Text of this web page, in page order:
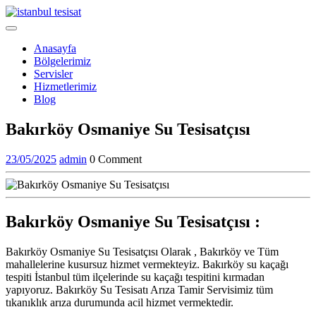
Skip
to
Open
Anasayfa
Bölgelerimiz
Servisler
Hizmetlerimiz
Blog
Close
Menu
Bakırköy Osmaniye Su Tesisatçısı
23/05/202523/05/2025
admin admin
0 Comment
Bakırköy Osmaniye Su Tesisatçısı :
Bakırköy Osmaniye Su Tesisatçısı Olarak , Bakırköy ve Tüm
mahallelerine kusursuz hizmet vermekteyiz. Bakırköy su kaçağı
tespiti İstanbul tüm ilçelerinde su kaçağı tespitini kırmadan
yapıyoruz. Bakırköy Su Tesisatı Arıza Tamir Servisimiz tüm
tıkanıklık arıza durumunda acil hizmet vermektedir.